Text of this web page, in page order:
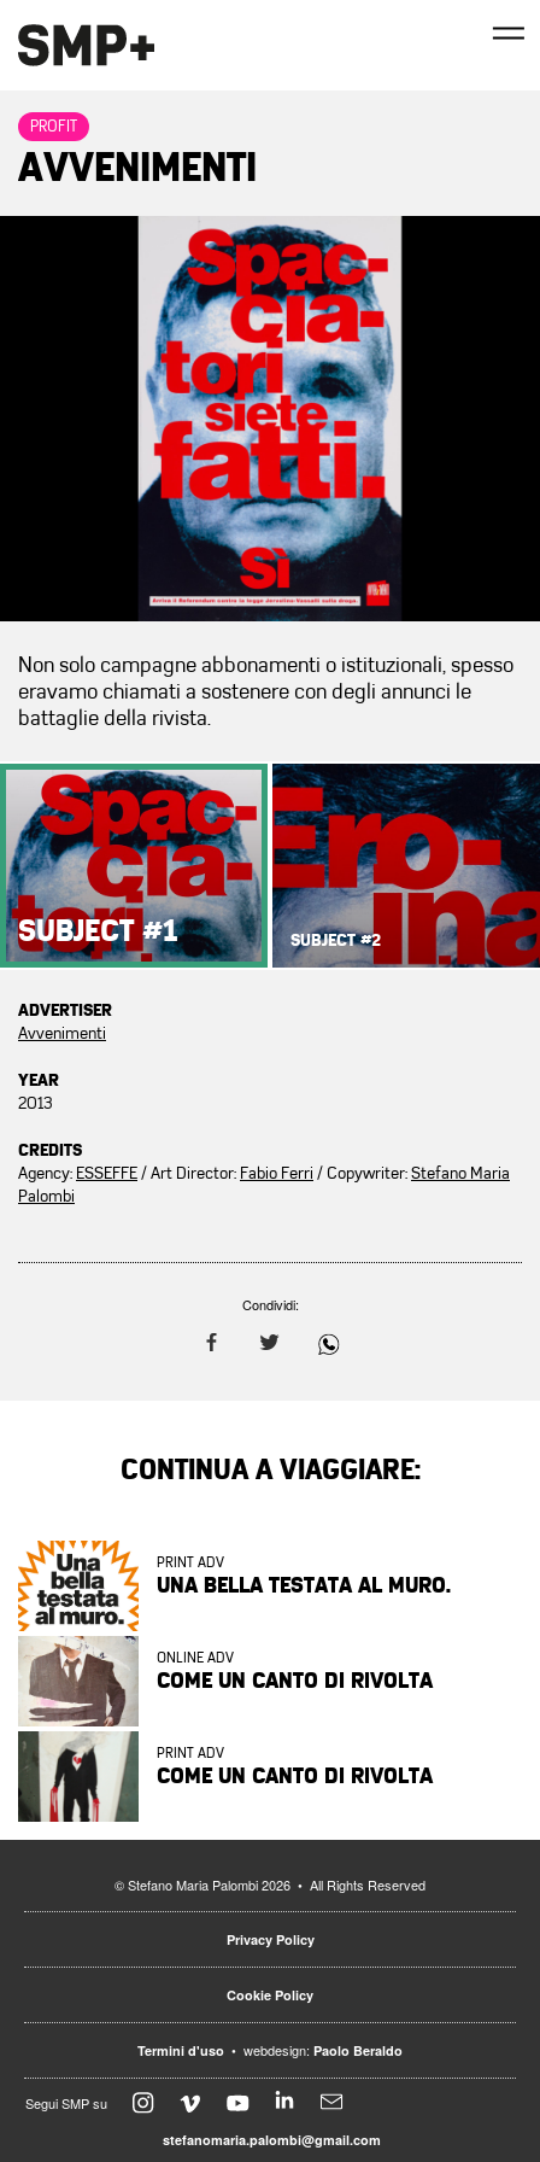
PROFIT
AVVENIMENTI
Non solo campagne abbonamenti o istituzionali, spesso
eravamo chiamati a sostenere con degli annunci le
battaglie della rivista.
SUBJECT #1 SUBJECT #2
ADVERTISER
Avvenimenti
YEAR
2013
CREDITS
Agency: ESSEFFE/ Art Director: Fabio Ferri / Copywriter:Stefano Maria
Palombi
Condividi:
CONTINUA A VIAGGIARE:
PRINT ADV
UNA BELLA TESTATA AL MURO.
ONLINE ADV
COME UN CANTO DI RIVOLTA
PRINT ADV
COME UN CANTO DI RIVOLTA
© Stefano Maria Palombi 2026 • All Rights Reserved
Privacy Policy
Cookie Policy
Termini d'uso • webdesign: Paolo Beraldo
Segui SMP su
stefanomaria.palombi@gmail.com